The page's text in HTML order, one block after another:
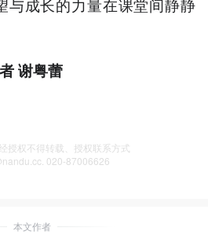
与成长的力量在课堂间静静
谢粤蕾
授权不得转载、授权联系方式
020-87006626
本文作者